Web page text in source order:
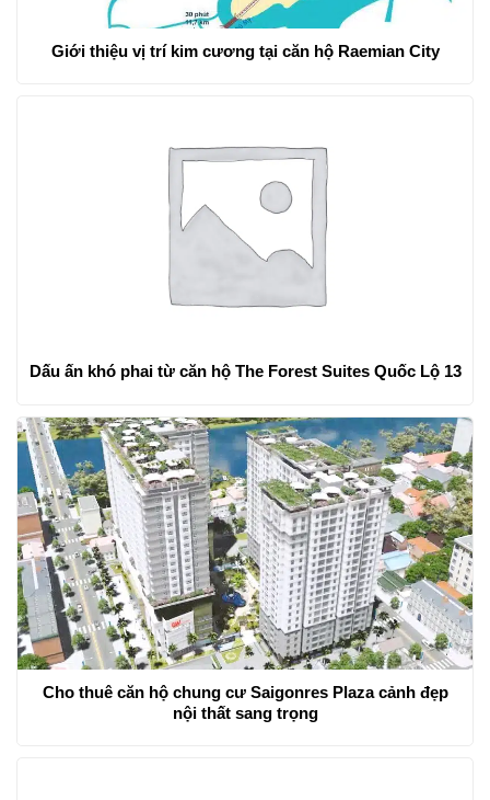
Giới thiệu vị trí kim cương tại căn hộ Raemian City
Dấu ấn khó phai từ căn hộ The Forest Suites Quốc Lộ 13
Cho thuê căn hộ chung cư Saigonres Plaza cảnh đẹp
nội thất sang trọng